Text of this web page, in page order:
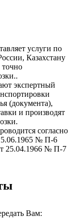
услуги по
Казахстану
экспертный
(документа),
и производят
согласно
№ П-6
25.04.1966 № П-7
Вам: